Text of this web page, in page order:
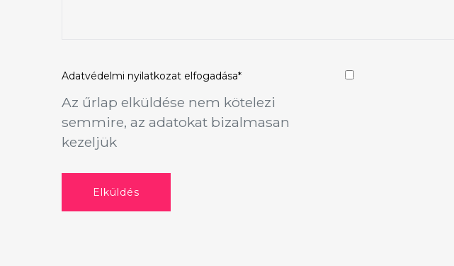
Adatvédelmi nyilatkozat elfogadása*
Az űrlap elküldése nem kötelezi
semmire, az adatokat bizalmasan
kezeljük
Elküldés